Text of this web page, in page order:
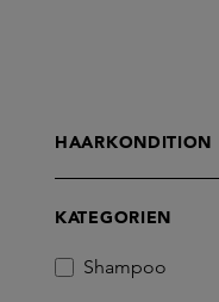
HAARKONDITION
KATEGORIEN
Shampoo